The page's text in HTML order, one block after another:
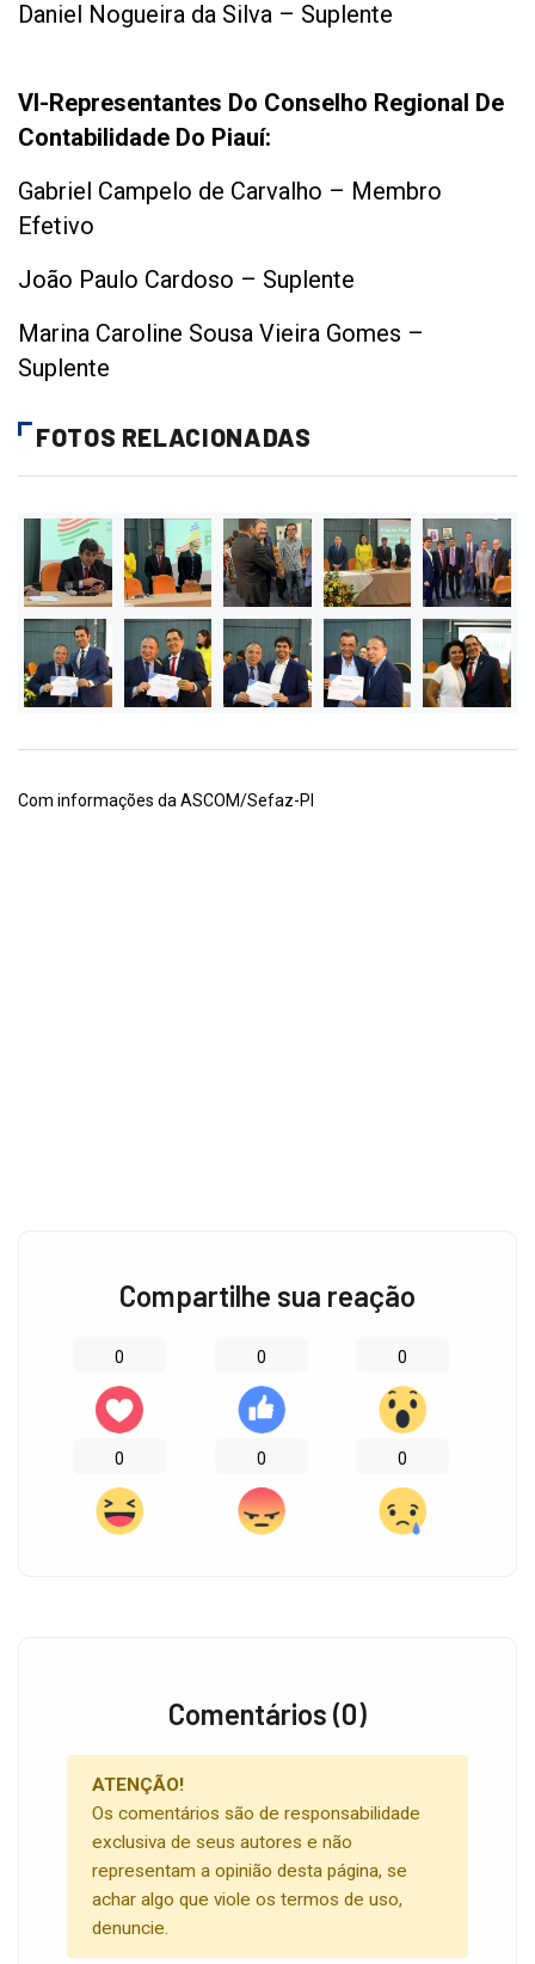
Daniel Nogueira da Silva – Suplente
VI-Representantes Do Conselho Regional De
Contabilidade Do Piauí:
Gabriel Campelo de Carvalho – Membro
Efetivo
João Paulo Cardoso – Suplente
Marina Caroline Sousa Vieira Gomes –
Suplente
FOTOS RELACIONADAS
Com informações da ASCOM/Sefaz-PI
Compartilhe sua reação
0 0 0
0 0 0
Comentários (0)
ATENÇÃO!
Os comentários são de responsabilidade
exclusiva de seus autores e não
representam a opinião desta página, se
achar algo que viole os termos de uso,
denuncie.